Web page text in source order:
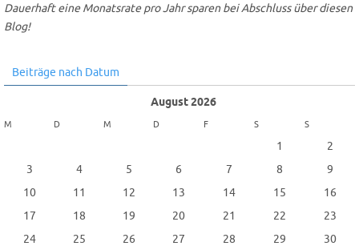
Dauerhaft eine Monatsrate pro Jahr sparen bei Abschluss über diesen
Blog!
Beiträge nach Datum
August 2026
M D M D F S S
1
2
3
4 5 6 7 8
9
10
11 12 13 14 15
16
17
18 19 20 21 22
23
24
25 26 27 28 29
30